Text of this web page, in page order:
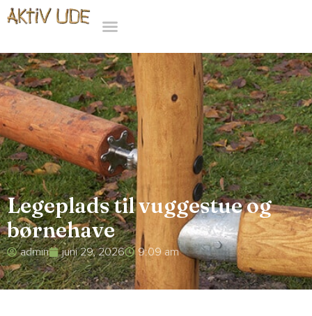
Legeplads til vuggestue og
børnehave
admin juni 29, 2026 9:09 am